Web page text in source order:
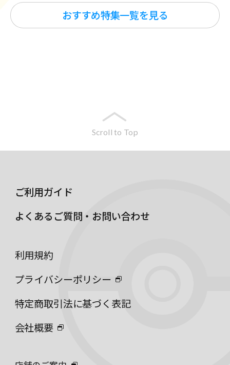
おすすめ特集一覧を見る
Scroll to Top
ご利用ガイド
よくあるご質問・お問い合わせ
利用規約
プライバシーポリシー
特定商取引法に基づく表記
会社概要